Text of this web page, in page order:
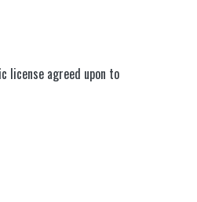
license agreed upon to